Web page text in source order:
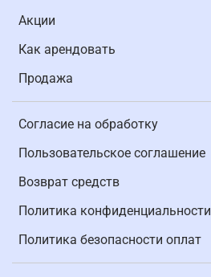
Акции
Как арендовать
Продажа
Согласие на обработку
Пользовательское соглашение
Возврат средств
Политика конфиденциальности
Политика безопасности оплат